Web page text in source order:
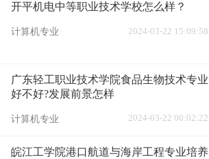
开平机电中等职业技术学校怎么样？
计算机专业 2024-03-22 15:09:58
广东轻工职业技术学院食品生物技术专业
好不好?发展前景怎样
计算机专业 2024-03-22 00:02:22
皖江工学院港口航道与海岸工程专业培养